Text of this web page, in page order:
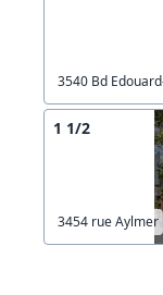
3540 Bd
1 1/2
3454 rue Aylmer